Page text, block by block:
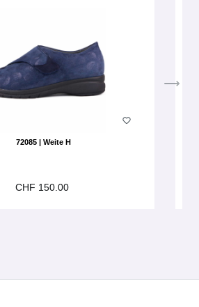
72085 | Weite H
CHF 150.00